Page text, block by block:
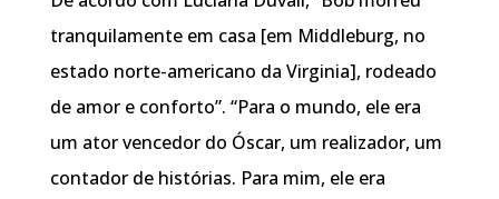
tranquilamente em casa [em Middleburg, no
estado norte-americano da Virginia], rodeado
de amor e conforto”. “Para o mundo, ele era
um ator vencedor do Óscar, um realizador, um
contador de histórias. Para mim, ele era